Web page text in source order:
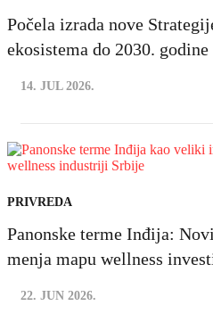
Počela izrada nove
ekosistema do 2030. godine
14. JUL 2026.
PRIVREDA
Panonske terme Inđija:
menja mapu wellness
22. JUN 2026.